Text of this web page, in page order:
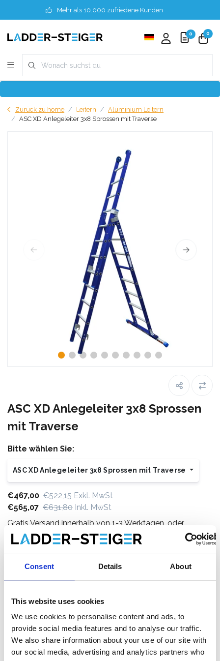
Consent Details About
This website uses cookies
We use cookies to personalise content and ads, to
provide social media features and to analyse our traffic.
We also share information about your use of our site with
our social media, advertising and analytics partners who
Mehr als 10.000 zufriedene Kunden
0 0
Zurück zu home Leitern
Aluminium Leitern
ASC XD Anlegeleiter 3x8 Sprossen mit Traverse
ASC XD Anlegeleiter 3x8 Sprossen
mit Traverse
Bitte wählen Sie:
ASC XD Anlegeleiter 3x8 Sprossen mit Traverse
€467,00 €522,15 Exkl. MwSt
€565,07 €631,80 Inkl. MwSt
Gratis Versand innerhalb von 1-3 Werktagen, oder
abholen in Etten-Leur oder Maaseik (Kontakt unsere
kundendienst)
Zum Warenkorb hinzufügen
Zum Angebot hinzufügen
Als Favorit speichern